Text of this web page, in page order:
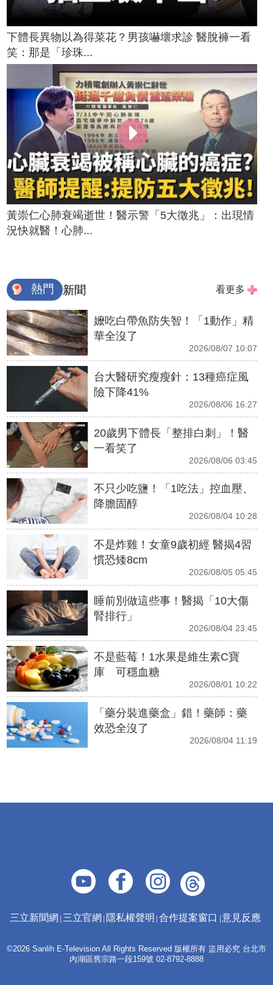
下體長異物以為得菜花？男孩嚇壞求診 醫脫褲一看
笑：那是「珍珠...
黃崇仁心肺衰竭逝世！醫示警「5大徵兆」：出現情
況快就醫！心肺...
熱門 新聞 看更多
嬤吃白帶魚防失智！「1動作」精
華全沒了
2026/08/07 10:07
台大醫研究瘦瘦針：13種癌症風
險下降41%
2026/08/06 16:27
20歲男下體長「整排白刺」！醫
一看笑了
2026/08/06 03:45
不只少吃鹽！「1吃法」控血壓、
降膽固醇
2026/08/04 10:28
不是炸雞！女童9歲初經 醫揭4習
慣恐矮8cm
2026/08/05 05:45
睡前別做這些事！醫揭「10大傷
腎排行」
2026/08/04 23:45
不是藍莓！1水果是維生素C寶
庫 可穩血糖
2026/08/01 10:22
「藥分裝進藥盒」錯！藥師：藥
效恐全沒了
2026/08/04 11:19
三立新聞網 三立官網 隱私權聲明 合作提案窗口 意見反應
©2026 Sanlih E-Television All Rights Reserved 版權所有 盜用必究 台北市
內湖區舊宗路一段159號 02-8792-8888